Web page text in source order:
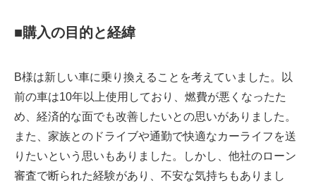
■購入の目的と経緯
B様は新しい車に乗り換えることを考えていました。以
前の車は10年以上使用しており、燃費が悪くなったた
め、経済的な面でも改善したいとの思いがありました。
また、家族とのドライブや通勤で快適なカーライフを送
りたいという思いもありました。しかし、他社のローン
審査で断られた経験があり、不安な気持ちもありまし